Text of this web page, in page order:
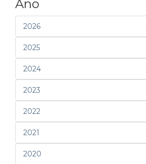
Ano
2026
2025
2024
2023
2022
2021
2020